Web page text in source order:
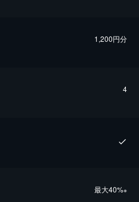
1,200円分
4
最⼤40%※